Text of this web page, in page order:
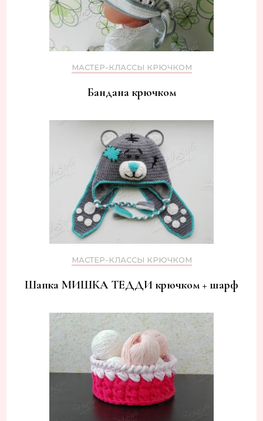
МАСТЕР-КЛАССЫ КРЮЧКОМ
Бандана крючком
МАСТЕР-КЛАССЫ КРЮЧКОМ
Шапка МИШКА ТЕДДИ крючком + шарф